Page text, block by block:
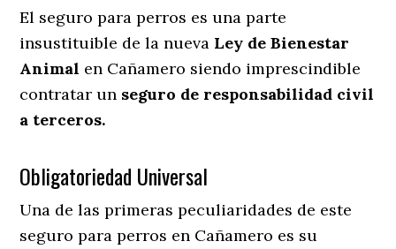
El seguro para perros es una parte
insustituible de la nueva Ley de Bienestar
Animal en Cañamero siendo imprescindible
contratar un seguro de responsabilidad civil
a terceros.
Obligatoriedad Universal
Una de las primeras peculiaridades de este
seguro para perros en Cañamero es su